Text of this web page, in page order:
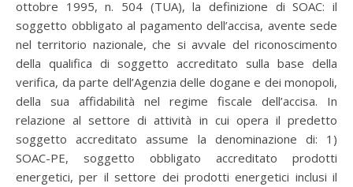
ottobre 1995, n. 504 (TUA), la definizione di SOAC: il
soggetto obbligato al pagamento dell’accisa, avente sede
nel territorio nazionale, che si avvale del riconoscimento
della qualifica di soggetto accreditato sulla base della
verifica, da parte dell’Agenzia delle dogane e dei monopoli,
della sua affidabilità nel regime fiscale dell’accisa. In
relazione al settore di attività in cui opera il predetto
soggetto accreditato assume la denominazione di: 1)
SOAC-PE, soggetto obbligato accreditato prodotti
energetici, per il settore dei prodotti energetici inclusi il